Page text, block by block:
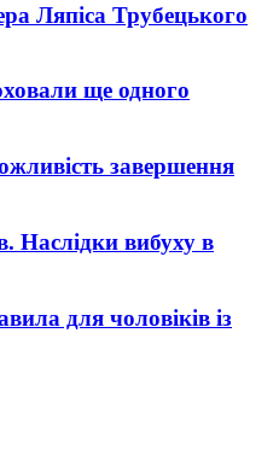
Ляпіса Трубецького
ще одного
завершення
Наслідки вибуху в
для чоловіків із